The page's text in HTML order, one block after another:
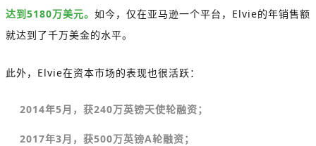
达到5180万美元。 如今，仅在亚马逊一个平台，Elvie的年销售额
就达到了千万美金的水平。
此外，Elvie在资本市场的表现也很活跃：
2014年5月，获240万英镑天使轮融资；
2017年3月，获500万英镑A轮融资；